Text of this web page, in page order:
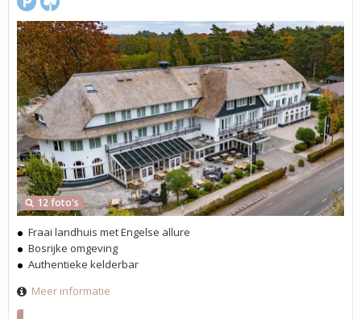
12 foto's
Fraai landhuis met Engelse allure
Bosrijke omgeving
Authentieke kelderbar
Meer informatie